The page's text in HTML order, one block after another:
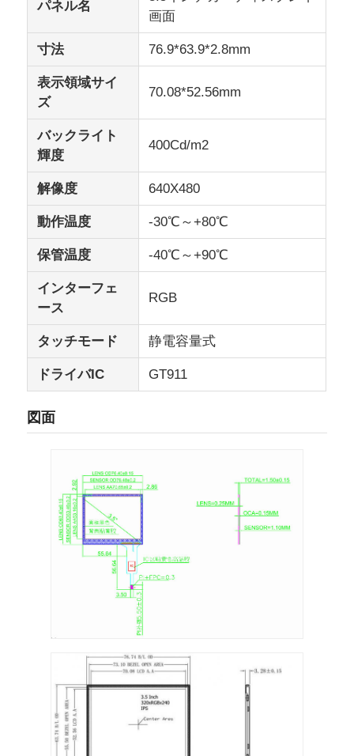
表示IPSのLCD
TFT LCDタッチスクリーン
携帯型LCDモニター
OLEDの表示モジュール
車LCDの表示
円状のLCD画面
LCDのタッチ画面のパネル
UART LCD ディスプレイ
モノクロムLcdスクリーン
コグLCDモジュール
STN LCDの表示
バックパネル
注文LCD表示モジュール
パネル名
画面
寸法 76.9*63.9*2.8mm
表示領域サイ
ズ
70.08*52.56mm
バックライト
輝度
400Cd/m2
解像度 640X480
動作温度 -30℃～+80℃
保管温度 -40℃～+90℃
インターフェ
ース
RGB
タッチモード 静電容量式
ドライバIC GT911
図面